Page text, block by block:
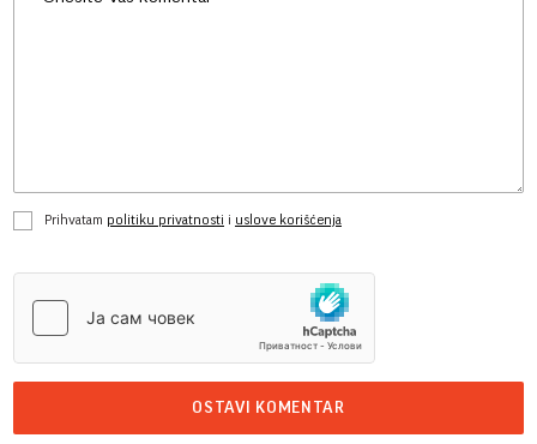
Prihvatam politiku privatnosti i uslove korišćenja
OSTAVI KOMENTAR